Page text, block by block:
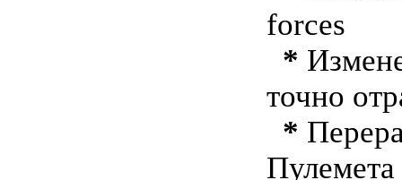
forces
*
точно
*
Пулемета